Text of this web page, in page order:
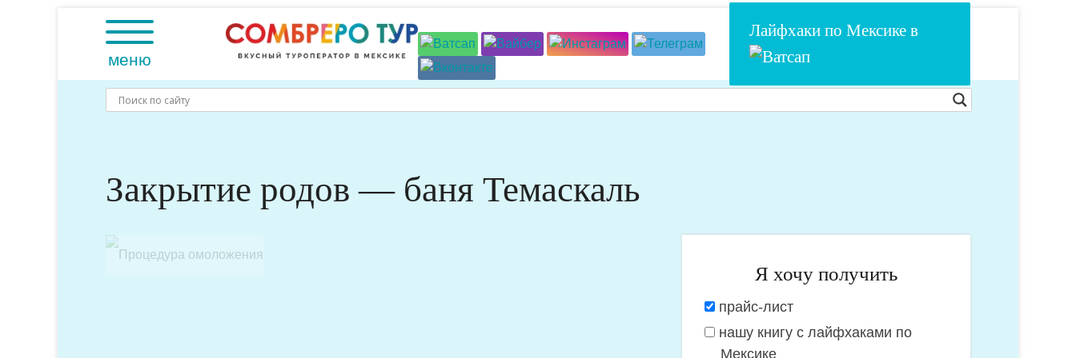
меню
Лайфхаки по Мексике в
Закрытие родов — баня Темаскаль
Я хочу получить
Я
хочу
получить:
прайс-лист
нашу книгу с лайфхаками по
Мексике